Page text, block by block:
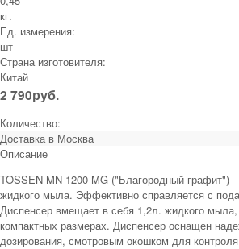
кг.
Ед. измерения:
шт
Страна изготовителя:
Китай
2 790руб.
Количество:
Доставка в Москва
Описание
TOSSEN MN-1200 MG ("Благородный графит") -
жидкого мыла. Эффективно справляется с
Диспенсер вмещает в себя 1,2л. жидкого мыла,
компактных размерах. Диспенсер оснащен
дозирования, смотровым окошком для